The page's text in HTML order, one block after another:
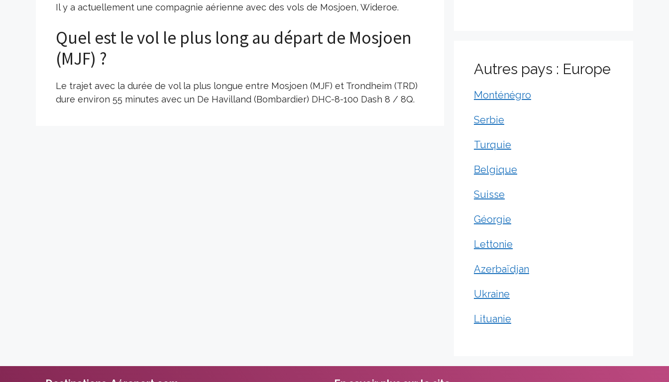
Il y a actuellement une compagnie aérienne avec des vols de Mosjoen, Wideroe.
Quel est le vol le plus long au départ de Mosjoen
(MJF) ?
Le trajet avec la durée de vol la plus longue entre Mosjoen (MJF) et Trondheim (TRD)
dure environ 55 minutes avec un De Havilland (Bombardier) DHC-8-100 Dash 8 / 8Q.
Autres pays : Europe
Monténégro
Serbie
Turquie
Belgique
Suisse
Géorgie
Lettonie
Azerbaïdjan
Ukraine
Lituanie